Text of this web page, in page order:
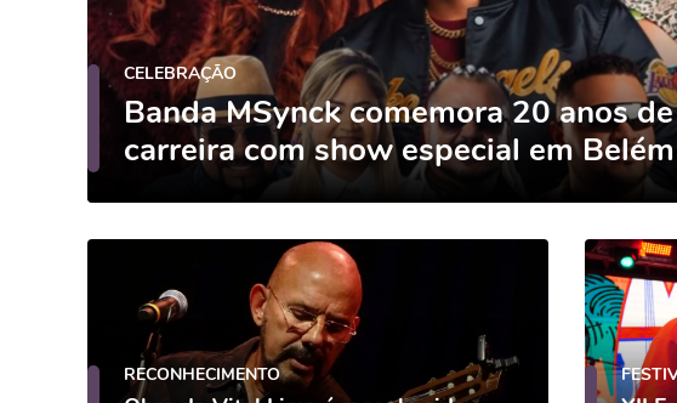
CELEBRAÇÃO
Banda MSynck comemora 20 anos de
carreira com show especial em Belém
RECONHECIMENTO